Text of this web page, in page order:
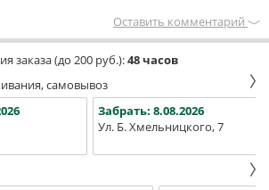
Оставить комментарий
заказа (до 200 руб.):48 часов
самовывоз
Забрать: 8.08.2026
Ул. Б. Хмельницкого, 7